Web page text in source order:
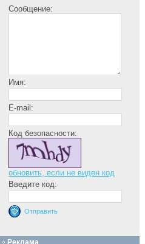
Сообщение:
Имя:
E-mail:
Код безопасности:
обновить, если не виден код
Введите код:
Реклама